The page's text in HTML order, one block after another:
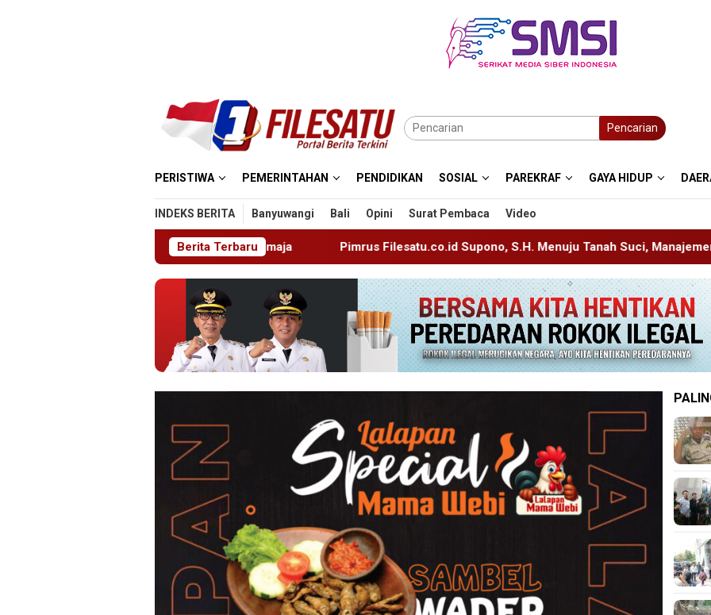
Pencarian
PERISTIWA PEMERINTAHAN PENDIDIKAN SOSIAL PAREKRAF GAYA HIDUP
INDEKS BERITA Banyuwangi Bali Opini Surat Pembaca Video
Berita Terbaru
Pimrus Filesatu.co.id Supono, S.H. Menuju Tanah Suci, Manajemen Pastikan Pelayanan